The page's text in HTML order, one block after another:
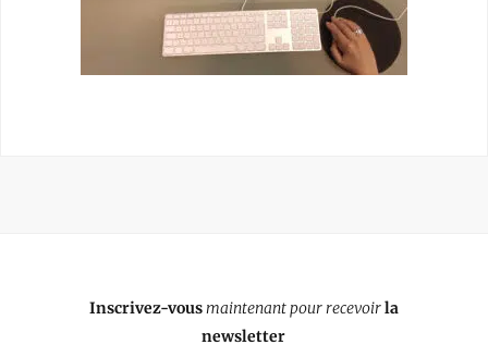
Inscrivez-vousmaintenant pour recevoirla
newsletter